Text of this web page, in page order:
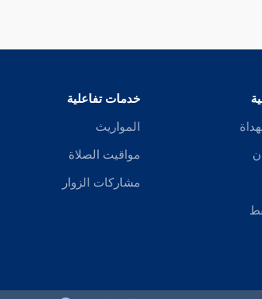
خدمات تفاعلية
المواريث
مواقيت الصلاة
مشاركات الزوار